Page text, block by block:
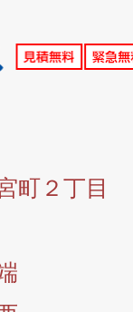
町２丁目